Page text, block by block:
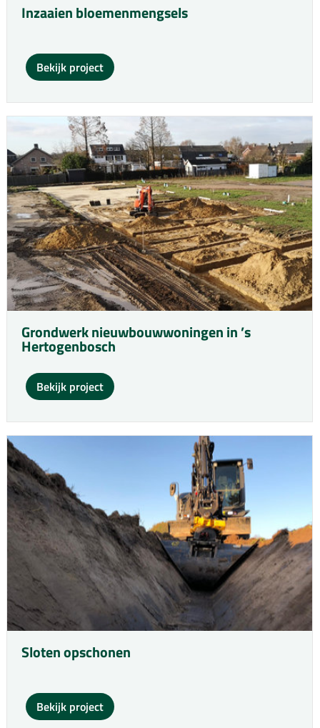
Bekijk project
Inzaaien bloemenmengsels
Bekijk project
Grondwerk nieuwbouwwoningen in ’s
Hertogenbosch
Bekijk project
Sloten opschonen